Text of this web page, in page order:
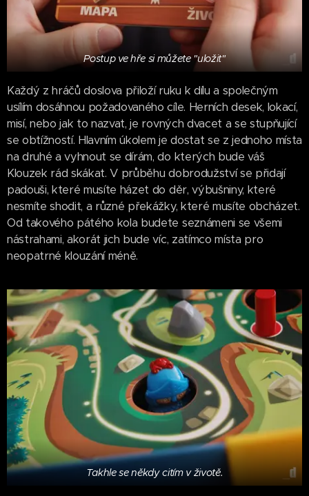
Postup ve hře si můžete "uložit"
Každý z hráčů doslova přiloží ruku k dílu a společným
usílím dosáhnou požadovaného cíle. Herních desek, lokací,
misí, nebo jak to nazvat, je rovných dvacet a se stupňující
se obtížností. Hlavním úkolem je dostat se z jednoho místa
na druhé a vyhnout se dírám, do kterých bude váš
Klouzek rád skákat. V průběhu dobrodužství se přidají
padouši, které musíte házet do děr, výbušniny, které
nesmíte shodit, a různé překážky, které musíte obcházet.
Od takového pátého kola budete seznámeni se všemi
nástrahami, akorát jich bude víc, zatímco místa pro
neopatrné klouzání méně.
Takhle se někdy citím v životě.